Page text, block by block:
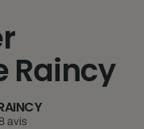
Raincy
avis